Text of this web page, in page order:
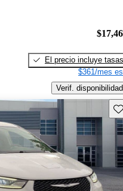
El precio incluye tasas
$361/mes
Verif. disponibilidad